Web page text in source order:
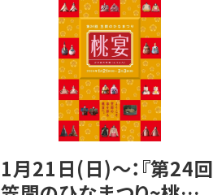
1月21日(日)〜：『第24回